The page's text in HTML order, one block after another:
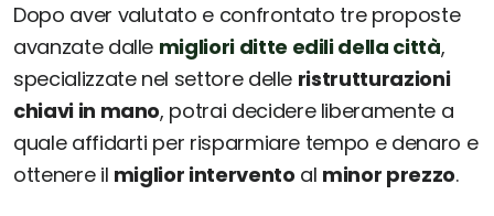
Dopo aver valutato e confrontato tre proposte
avanzate dalle migliori ditte edili della città,
specializzate nel settore delle ristrutturazioni
chiavi in mano, potrai decidere liberamente a
quale affidarti per risparmiare tempo e denaro e
ottenere il miglior intervento al minor prezzo.